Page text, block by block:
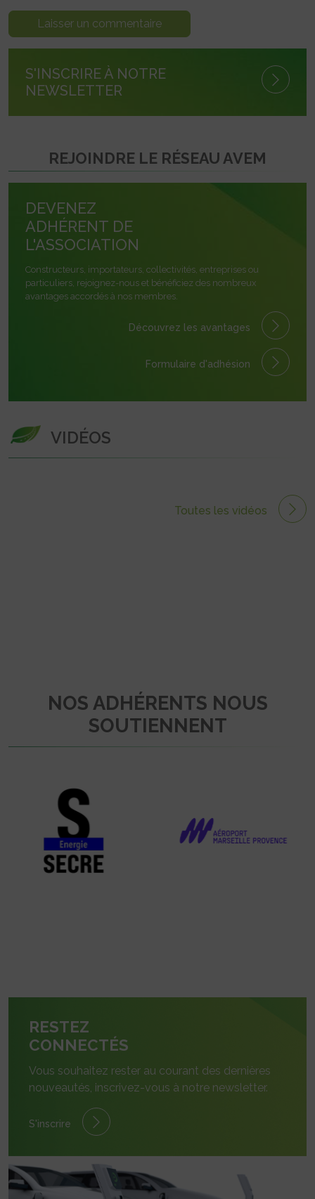
S'INSCRIRE À NOTRE
NEWSLETTER
REJOINDRE LE RÉSEAU AVEM
DEVENEZ
ADHÉRENT DE
L'ASSOCIATION
Constructeurs, importateurs, collectivités, entreprises ou
particuliers, rejoignez-nous et bénéficiez des nombreux
avantages accordés à nos membres.
Découvrez les avantages
Formulaire d'adhésion
VIDÉOS
Toutes les vidéos
NOS ADHÉRENTS NOUS
SOUTIENNENT
RESTEZ
CONNECTÉS
Vous souhaitez rester au courant des dernières
nouveautés, inscrivez-vous à notre newsletter.
S'inscrire